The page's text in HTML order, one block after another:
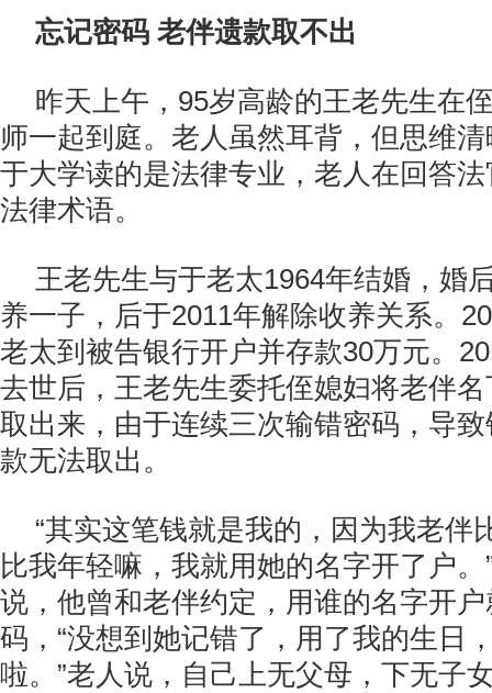
忘记密码 老伴遗款取不出
昨天上午，95岁高龄的王老先生在
师一起到庭。老人虽然耳背，但思维
于大学读的是法律专业，老人在回答
法律术语。
王老先生与于老太1964年结婚，婚
养一子，后于2011年解除收养关系。
老太到被告银行开户并存款30万元。
去世后，王老先生委托侄媳妇将老伴
取出来，由于连续三次输错密码，导
款无法取出。
“其实这笔钱就是我的，因为我老伴
比我年轻嘛，我就用她的名字开了户
说，他曾和老伴约定，用谁的名字开
码，“没想到她记错了，用了我的生日
啦。”老人说，自己上无父母，下无子